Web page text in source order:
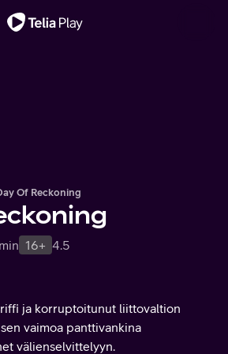
Of Reckoning
16+ 4.5
ja korruptoitunut liittovaltion
vaimoa panttivankina
välienselvittelyyn.